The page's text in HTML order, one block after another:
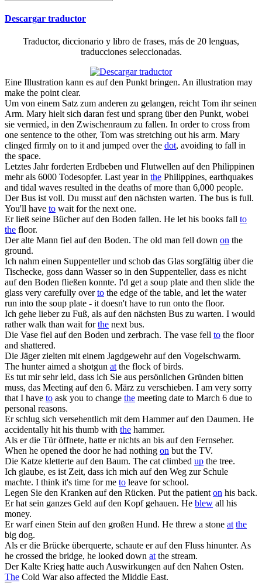
Descargar traductor
Traductor, diccionario y libro de frases, más de 20 lenguas,
traducciones seleccionadas.
Eine Illustration kann es auf den Punkt bringen. An illustration may
make the point clear.
Um von einem Satz zum anderen zu gelangen, reicht Tom ihr seinen
Arm. Mary hielt sich daran fest und sprang überden Punkt, wobei
sie vermied, in den Zwischenraum zu fallen. In order to cross from
one sentence to the other, Tom was stretching out his arm. Mary
clinged firmly on to it and jumped over the dot, avoiding to fall in
the space.
Letztes Jahr forderten Erdbeben und Flutwellen auf den Philippinen
mehr als 6000 Todesopfer. Last year in the Philippines, earthquakes
and tidal waves resulted in the deaths of more than 6,000 people.
Der Bus ist voll. Du musstauf den nächsten warten. The bus is full.
You'll have to wait for the next one.
Er ließ seine Bücherauf den Boden fallen. He let his books fall to
the floor.
Der alte Mann fiel auf den Boden. The old man fell down on the
ground.
Ich nahm einen Suppenteller und schob das Glas sorgfältig über die
Tischecke, goss dann Wasser so in den Suppenteller, dass es nicht
auf den Boden fließen konnte. I'd get a soup plate and then slide the
glass very carefully overto the edge of the table, and let the water
run into the soup plate - it doesn't have to run onto the floor.
Ich gehe lieber zu Fuß, als auf den nächsten Bus zu warten. I would
rather walk than wait forthe next bus.
Die Vase fiel auf den Boden und zerbrach. The vase fell to the floor
and shattered.
Die Jäger zielten mit einem Jagdgewehrauf den Vogelschwarm.
The hunter aimed a shotgun atthe flock of birds.
Es tut mir sehr leid, dass ich Sie aus persönlichen Gründen bitten
muss, das Meeting auf den 6. März zu verschieben. I am very sorry
that I have to ask you to change the meeting date to March 6 due to
personal reasons.
Er schlug sich versehentlich mit dem Hammerauf den Daumen. He
accidentally hit his thumb with the hammer.
Als er die Tür öffnete, hatte er nichts an bis auf den Fernseher.
When he opened the door he had nothing on but the TV.
Die Katze kletterte auf den Baum. The cat climbed up the tree.
Ich glaube, es ist Zeit, dass ich mich auf den Weg zur Schule
machte. I think it's time for me to leave for school.
Legen Sie den Kranken auf den Rücken. Put the patienton his back.
Er hat sein ganzes Geld auf den Kopf gehauen. He blew all his
money.
Er warf einen Stein auf den großen Hund. He threw a stone at the
big dog.
Als er die Brücke überquerte, schaute erauf den Fluss hinunter. As
he crossed the bridge, he looked down atthe stream.
Der Kalte Krieg hatte auch Auswirkungen auf den Nahen Osten.
The Cold War also affected the Middle East.